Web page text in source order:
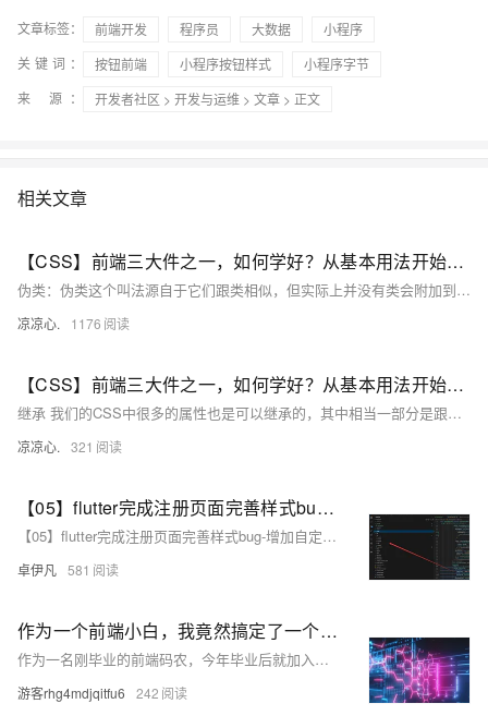
文章标签： 前端开发 程序员 大数据
小程序
关键词：
按钮前端 小程序按钮样式
小程序字节
来 源：
开发者社区 > 开发与运维 > 文章 > 正文
相关文章
【CSS】前端三大件之一，如何学好？从基本用法开始吧！（二）：CSS伪类：UI伪类、结构化伪类；通过伪类获得子元素的第n个元素；创建一个伪元素展示在页面中；获得最后一个元素；处理聚焦元素的样式
伪类：伪类这个叫法源自于它们跟类相似，但实际上并没有类会附加到标记中的标签上。 伪类分为两种(以及新增的伪类选择器)： UI伪类：会在HTML元素处于某种状态时(例如：鼠标指针位于连接上)，为该元素应用CSS样式。 :hover 结构化伪类：会在标记中存在某种结构上的关系时 例如： 某元素是一组元素中的第一个或最后一个，为该元素应用CSS样式。 :not和:target(CSS3新增的两个特殊的伪类选择器)
凉凉心. 1176
【CSS】前端三大件之一，如何学好？从基本用法开始吧！（三）：元素继承关系、层叠样式规则、字体属性、文本属性；针对字体和文本作样式修改
继承 我们的CSS中很多的属性也是可以继承的，其中相当一部分是跟文字的相关的，比如说颜色、字体、字号。 当然还有一部分是不能继承的。 例如边框、内外边距。 层叠 层叠是CSS的核心机制。 层叠的工作机制： 当元素的同一个样式属性有多种样式值的时候，CSS就是靠层叠机制来决定最终应用哪种样式。 层叠规则： 层叠规则一：找到应用给每个元素和属性的声明。 说明：浏览器在加载每个页面时，都会据此查找到每条CSS规则， 并标识出所有受到影响的HTML元素。
凉凉心. 321
【05】flutter完成注册页面完善样式bug-增加自定义可复用组件widgets-严格规划文件和目录结构-规范入口文件-开发完整的社交APP-前端客户端开发+数据联调|以优雅草商业项目为例做开发-flutter开发-全流程-商业应用级实战开发-优雅草央千澈
【05】flutter完成注册页面完善样式bug-增加自定义可复用组件widgets-严格规划文件和目录结构-规范入口文件-开发完整的社交APP-前端客户端开发+数据联调|以优雅草商业项目为例做开发-flutter开发-全流程-商业应用级实战开发-优雅草央千澈
卓伊凡 581
作为一个前端小白，我竟然搞定了一个小程序的交付
作为一名刚毕业的前端码农，今年毕业后就加入了一家初创公司。入职不久便接到了一个小程序开发项目，客户特别强调必须使用小程序原生语言进行开发。由于时间紧迫而合适的后端开发者暂时还没到位，老板决定让我边学边做，承担起整个项目的前后端开发工作。对于初出茅庐的我来说，这无疑是一个巨大的挑战。不仅要掌握一门新的编程语言，还要学习数据库设计、服务器部署等一系列后端技术，任务艰巨。正当我为此感到头疼时，一位前辈向我推荐了极态云。经过一番调研后发现，它简直就是为像我这样缺乏后端经验但又急需快速完成项目的人量身定做的解决方案！
游客rhg4mdjqitfu6 242